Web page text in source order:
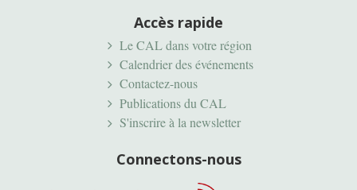
Accès rapide
Le CAL dans votre région
Calendrier des événements
Contactez-nous
Publications du CAL
S'inscrire à la newsletter
Connectons-nous